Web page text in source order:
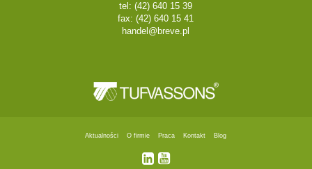
tel: (42) 640 15 39
fax: (42) 640 15 41
handel@breve.pl
Aktualności O firmie Praca Kontakt Blog